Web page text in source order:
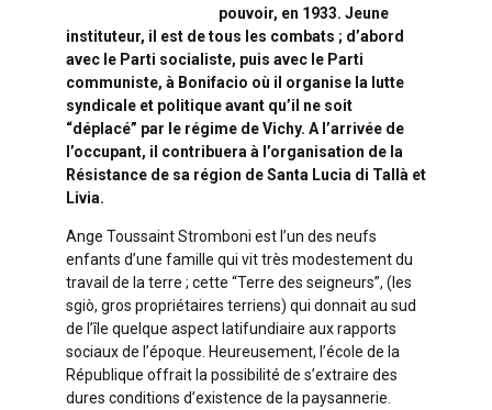
pouvoir, en 1933. Jeune
instituteur, il est de tous les combats ; d’abord
avec le Parti socialiste, puis avec le Parti
communiste, à Bonifacio où il organise la lutte
syndicale et politique avant qu’il ne soit
“déplacé” par le régime de Vichy. A l’arrivée de
l’occupant, il contribuera à l’organisation de la
Résistance de sa région de Santa Lucia di Tallà et
Livia.
Ange Toussaint Stromboni est l’un des neufs
enfants d’une famille qui vit très modestement du
travail de la terre ; cette “Terre des seigneurs”, (les
sgiò, gros propriétaires terriens) qui donnait au sud
de l’île quelque aspect latifundiaire aux rapports
sociaux de l’époque. Heureusement, l’école de la
République offrait la possibilité de s’extraire des
dures conditions d’existence de la paysannerie.